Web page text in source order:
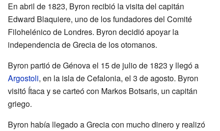
En abril de 1823, Byron recibió la visita del capitán
Edward Blaquiere, uno de los fundadores del Comité
Filohelénico de Londres. Byron decidió apoyar la
independencia de Grecia de los otomanos.
Byron partió de Génova el 15 de julio de 1823 y llegó a
Argostoli, en la isla de Cefalonia, el 3 de agosto. Byron
visitó Ítaca y se carteó con Markos Botsaris, un capitán
griego.
Byron había llegado a Grecia con mucho dinero y realizó